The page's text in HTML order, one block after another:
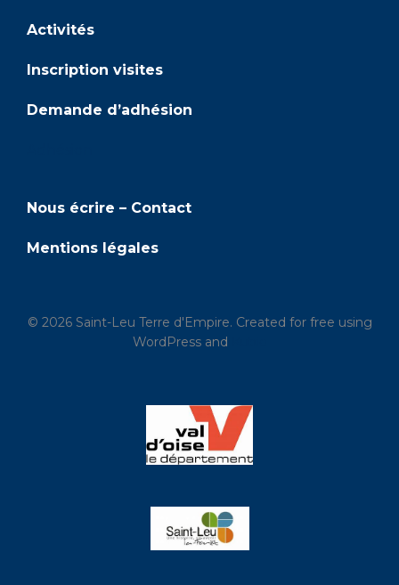
Activités
Inscription visites
Demande d’adhésion
Nous écrire – Contact
Mentions légales
© 2026 Saint-Leu Terre d'Empire. Created for free using
WordPress and